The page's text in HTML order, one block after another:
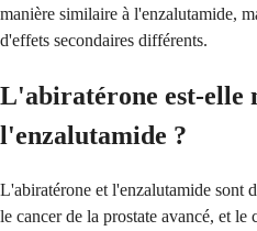
manière similaire à l'enzalutamide,
d'effets secondaires différents.
L'abiratérone est-elle
l'enzalutamide ?
L'abiratérone et l'enzalutamide sont
le cancer de la prostate avancé, et